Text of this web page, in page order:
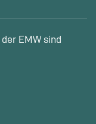
der EMW sind